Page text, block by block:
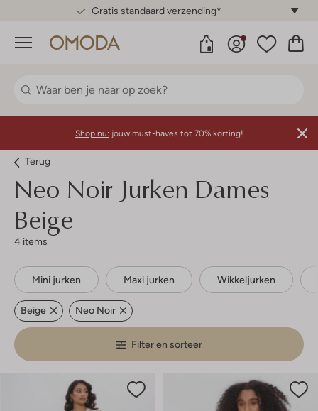
Gratis standaard verzending*
Menu
Shop nu: jouw must-haves tot 70% korting!
Terug
Neo Noir Jurken Dames
Beige
4 items
Mini jurken Maxi jurken Wikkeljurken
Beige Neo Noir
Filter en sorteer